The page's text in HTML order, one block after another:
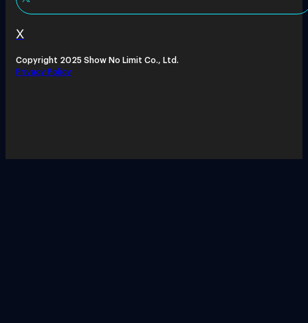
X
Copyright 2025 Show No Limit Co., Ltd.
Privacy Policy